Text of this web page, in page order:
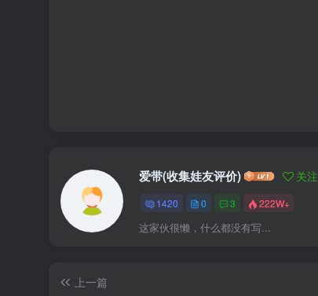
爱带(收集娃友评价) 关注
1420 0 3 222W+
这家伙很懒，什么都没有写...
上一篇